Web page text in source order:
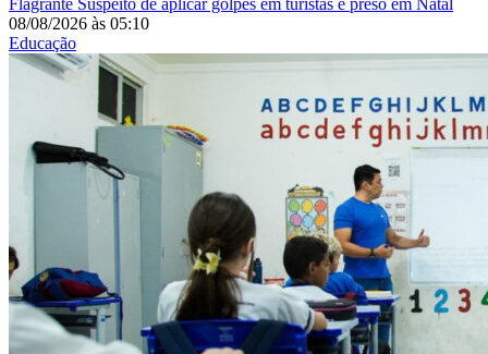
08/08/2026 às 05:10
Educação